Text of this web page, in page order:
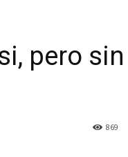
pero sin
869